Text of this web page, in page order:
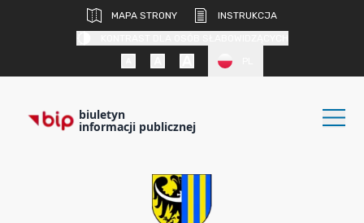
MAPA STRONY
INSTRUKCJA
biuletyn
informacji publicznej